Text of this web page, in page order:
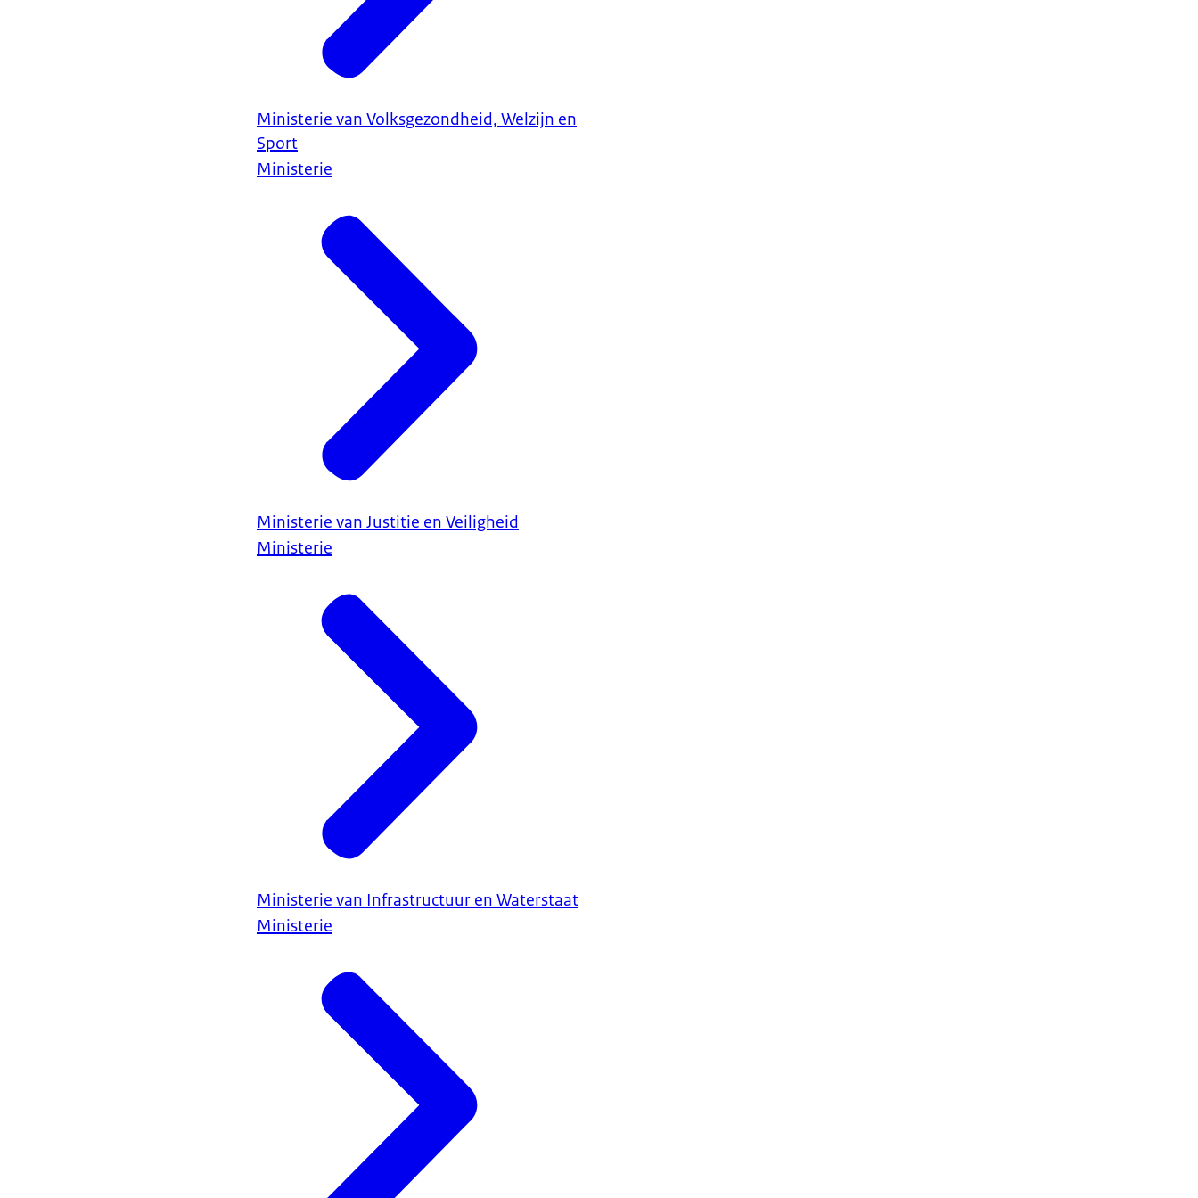
Ministerie van Volksgezondheid, Welzijn en
Sport
Ministerie
Ministerie van Justitie en Veiligheid
Ministerie
Ministerie van Infrastructuur en Waterstaat
Ministerie